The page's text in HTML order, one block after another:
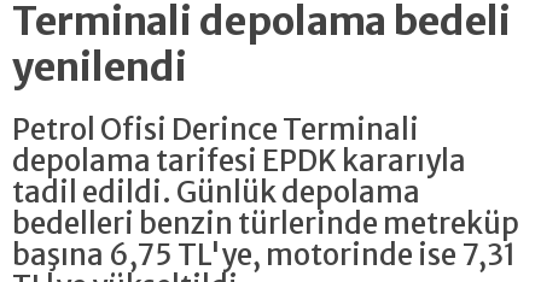
Terminali depolama bedeli
yenilendi
Petrol Ofisi Derince Terminali
depolama tarifesi EPDK kararıyla
tadil edildi. Günlük depolama
bedelleri benzin türlerinde metreküp
başına 6,75 TL'ye, motorinde ise 7,31